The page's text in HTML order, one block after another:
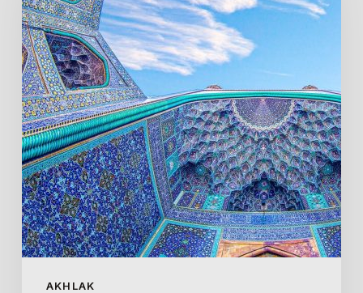
AKHLAK
Allah:
Jalan
Lembut
Menuju
Rahmat
Ilahi